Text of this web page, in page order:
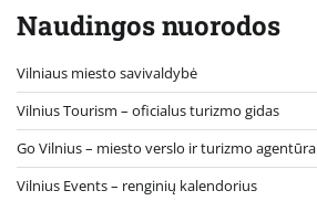
Naudingos nuorodos
Vilniaus miesto savivaldybė
Vilnius Tourism – oficialus turizmo gidas
Go Vilnius – miesto verslo ir turizmo agentūra
Vilnius Events – renginių kalendorius